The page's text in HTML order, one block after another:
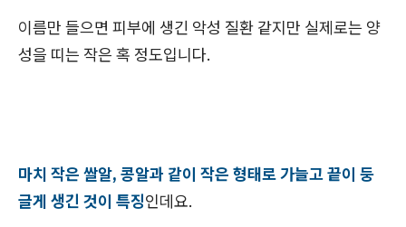
이름만 들으면 피부에 생긴 악성 질환 같지만 실제로는 양
성을 띠는 작은 혹 정도입니다.
마치 작은 쌀알, 콩알과 같이 작은 형태로 가늘고 끝이 둥
글게 생긴 것이 특징인데요.